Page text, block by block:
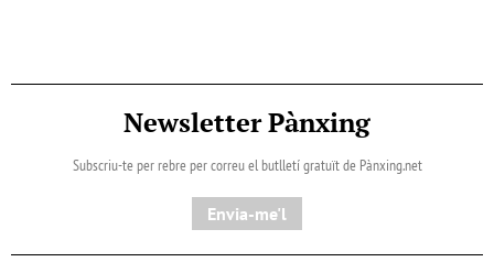
Newsletter Pànxing
Subscriu-te per rebre per correu el butlletí gratuït de Pànxing.net​
Envia-me'l